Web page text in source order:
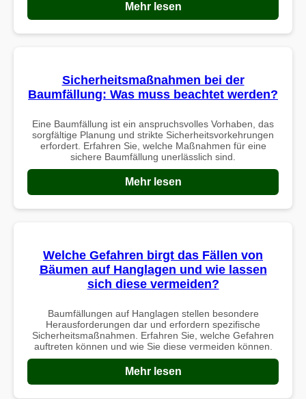
Mehr lesen
Sicherheitsmaßnahmen bei der
Baumfällung: Was muss beachtet werden?
Eine Baumfällung ist ein anspruchsvolles Vorhaben, das
sorgfältige Planung und strikte Sicherheitsvorkehrungen
erfordert. Erfahren Sie, welche Maßnahmen für eine
sichere Baumfällung unerlässlich sind.
Mehr lesen
Welche Gefahren birgt das Fällen von
Bäumen auf Hanglagen und wie lassen
sich diese vermeiden?
Baumfällungen auf Hanglagen stellen besondere
Herausforderungen dar und erfordern spezifische
Sicherheitsmaßnahmen. Erfahren Sie, welche Gefahren
auftreten können und wie Sie diese vermeiden können.
Mehr lesen